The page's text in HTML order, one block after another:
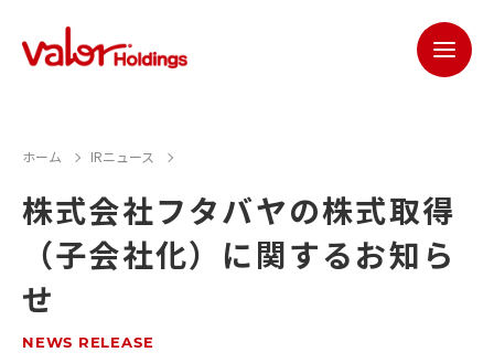
ホーム IRニュース
株式会社フタバヤの株式取得
（子会社化）に関するお知ら
せ
NEWS RELEASE